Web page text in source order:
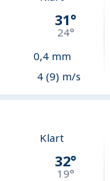
31°
24°
0,4mm
4 (9) m/s
Klart
32°
19°